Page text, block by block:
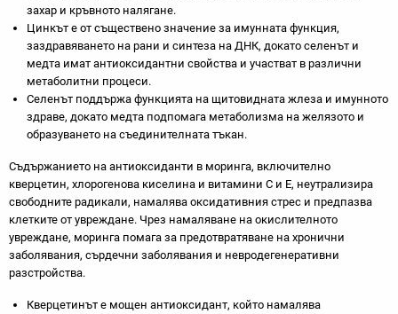
захар и кръвното налягане.
Цинкът е от съществено значение за имунната функция,
заздравяването на рани и синтеза на ДНК, докато селенът и
медта имат антиоксидантни свойства и участват в различни
метаболитни процеси.
Селенът поддържа функцията на щитовидната жлеза и имунното
здраве, докато медта подпомага метаболизма на желязото и
образуването на съединителната тъкан.
Съдържанието на антиоксиданти в моринга, включително
кверцетин, хлорогенова киселина и витамини С и Е, неутрализира
свободните радикали, намалява оксидативния стрес и предпазва
клетките от увреждане. Чрез намаляване на окислителното
увреждане, моринга помага за предотвратяване на хронични
заболявания, сърдечни заболявания и невродегенеративни
разстройства.
Кверцетинът е мощен антиоксидант, който намалява